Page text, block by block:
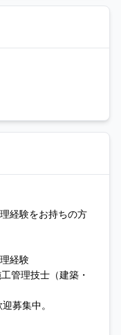
経験をお持ちの方
経験
管理技士（建築・
募集中。